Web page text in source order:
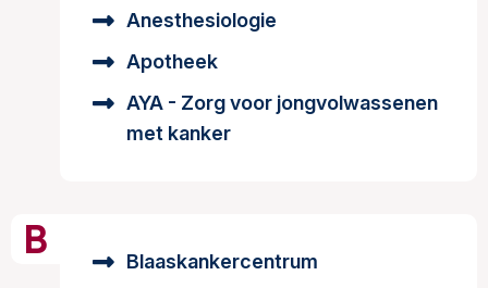
Anesthesiologie
Apotheek
AYA - Zorg voor jongvolwassenen
met kanker
B
Blaaskankercentrum